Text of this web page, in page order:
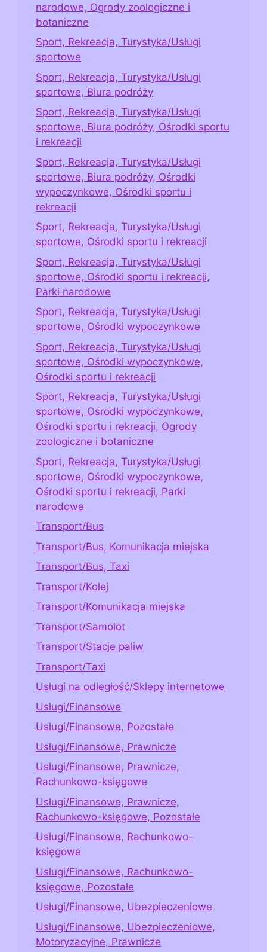
narodowe, Ogrody zoologiczne i
botaniczne
Sport, Rekreacja, Turystyka/Usługi
sportowe
Sport, Rekreacja, Turystyka/Usługi
sportowe, Biura podróży
Sport, Rekreacja, Turystyka/Usługi
sportowe, Biura podróży, Ośrodki sportu
i rekreacji
Sport, Rekreacja, Turystyka/Usługi
sportowe, Biura podróży, Ośrodki
wypoczynkowe, Ośrodki sportu i
rekreacji
Sport, Rekreacja, Turystyka/Usługi
sportowe, Ośrodki sportu i rekreacji
Sport, Rekreacja, Turystyka/Usługi
sportowe, Ośrodki sportu i rekreacji,
Parki narodowe
Sport, Rekreacja, Turystyka/Usługi
sportowe, Ośrodki wypoczynkowe
Sport, Rekreacja, Turystyka/Usługi
sportowe, Ośrodki wypoczynkowe,
Ośrodki sportu i rekreacji
Sport, Rekreacja, Turystyka/Usługi
sportowe, Ośrodki wypoczynkowe,
Ośrodki sportu i rekreacji, Ogrody
zoologiczne i botaniczne
Sport, Rekreacja, Turystyka/Usługi
sportowe, Ośrodki wypoczynkowe,
Ośrodki sportu i rekreacji, Parki
narodowe
Transport/Bus
Transport/Bus, Komunikacja miejska
Transport/Bus, Taxi
Transport/Kolej
Transport/Komunikacja miejska
Transport/Samolot
Transport/Stacje paliw
Transport/Taxi
Usługi na odległość/Sklepy internetowe
Usługi/Finansowe
Usługi/Finansowe, Pozostałe
Usługi/Finansowe, Prawnicze
Usługi/Finansowe, Prawnicze,
Rachunkowo-księgowe
Usługi/Finansowe, Prawnicze,
Rachunkowo-księgowe, Pozostałe
Usługi/Finansowe, Rachunkowo-
księgowe
Usługi/Finansowe, Rachunkowo-
księgowe, Pozostałe
Usługi/Finansowe, Ubezpieczeniowe
Usługi/Finansowe, Ubezpieczeniowe,
Motoryzacyjne, Prawnicze